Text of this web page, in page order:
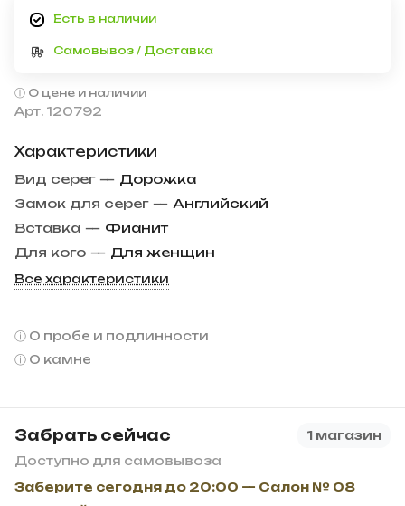
Арт. 120792
Характеристики
Вид серег — Дорожка
Замок для серег — Английский
Вставка — Фианит
Для кого — Для женщин
Все характеристики
О пробе и подлинности
О камне
Забрать сейчас
1 магазин
Доступно для самовывоза
Заберите сегодня до 20:00 — Салон № 08
Есть в наличии
Самовывоз / Доставка
О цене и наличии